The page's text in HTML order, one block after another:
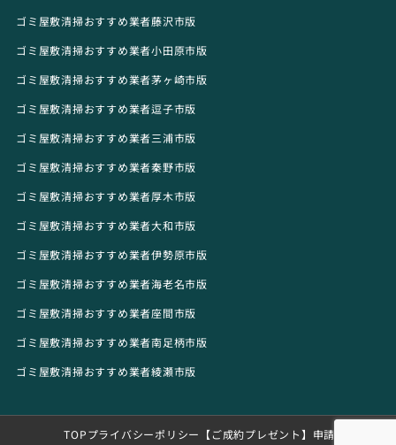
ゴミ屋敷清掃おすすめ業者藤沢市版
ゴミ屋敷清掃おすすめ業者小田原市版
ゴミ屋敷清掃おすすめ業者茅ヶ崎市版
ゴミ屋敷清掃おすすめ業者逗子市版
ゴミ屋敷清掃おすすめ業者三浦市版
ゴミ屋敷清掃おすすめ業者秦野市版
ゴミ屋敷清掃おすすめ業者厚木市版
ゴミ屋敷清掃おすすめ業者大和市版
ゴミ屋敷清掃おすすめ業者伊勢原市版
ゴミ屋敷清掃おすすめ業者海老名市版
ゴミ屋敷清掃おすすめ業者座間市版
ゴミ屋敷清掃おすすめ業者南足柄市版
ゴミ屋敷清掃おすすめ業者綾瀬市版
TOPプライバシーポリシー 【ご成約プレゼント】申請フォーム